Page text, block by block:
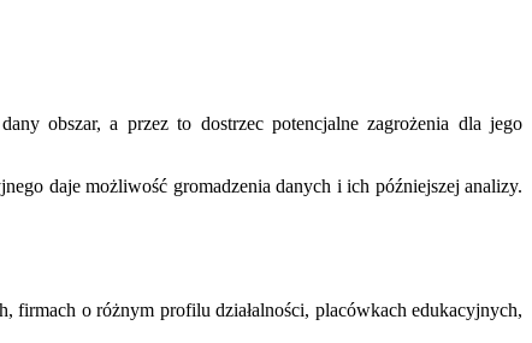
obszar, a przez to dostrzec potencjalne zagrożenia dla jego
daje możliwość gromadzenia danych i ich późniejszej analizy.
firmach o różnym profilu działalności, placówkach edukacyjnych,